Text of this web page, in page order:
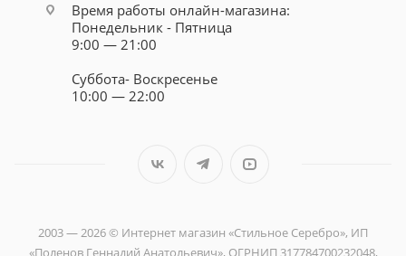
Время работы онлайн-магазина:
Понедельник - Пятница
9:00 — 21:00
Суббота- Воскресенье
10:00 — 22:00
2003 — 2026 © Интернет магазин «Стильное Серебро», ИП
«Поленов Геннадий Анатольевич», ОГРНИП 317784700232048,